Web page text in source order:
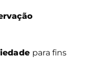
para fins